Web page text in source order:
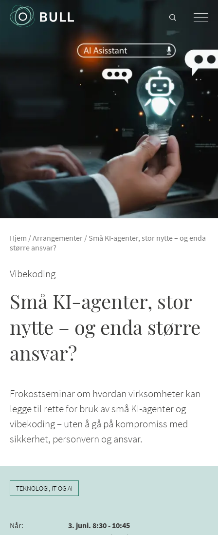
Hjem /Arrangementer / Små KI-agenter, stor nytte – og enda
større ansvar?
Vibekoding
Små KI-agenter, stor
nytte – og enda større
ansvar?
Frokostseminar om hvordan virksomheter kan
legge til rette for bruk av små KI-agenter og
vibekoding – uten å gå på kompromiss med
sikkerhet, personvern og ansvar.
TEKNOLOGI, IT OG AI
Når:
3. juni. 8:30 - 10:45